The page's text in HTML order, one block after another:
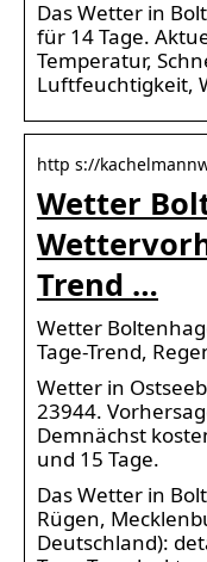
Das Wetter in
für 14 Tage.
Temperatur,
Luftfeuchtigkeit,
http s://
Wetter
Trend …
Wetter
Tage-Trend,
Wetter in
23944.
Demnächst
und 15 Tage.
Das Wetter in
Rügen,
Deutschland):